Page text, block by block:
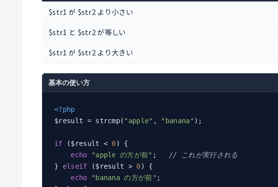
$str1 が $str2 より小さい
$str1 と $str2 が等しい
$str1 が $str2 より大きい
基本の使い方
<?php
$result = strcmp( "apple" , "banana" );
if ($result < 0) {
echo
"apple の方が前" ; // これが実行される
} elseif ($result > 0) {
echo
"banana の方が前" ;